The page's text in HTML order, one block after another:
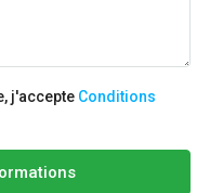
j'accepte Conditions